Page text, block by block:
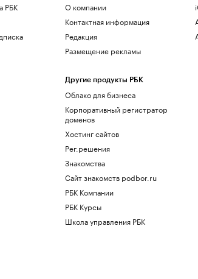
РБК
О компании
Контактная информация
Редакция
Размещение рекламы
Другие продукты РБК
Облако для бизнеса
Корпоративный регистратор
доменов
Хостинг сайтов
Рег.решения
Знакомства
Сайт знакомств podbor.ru
РБК Компании
РБК Курсы
Школа управления РБК